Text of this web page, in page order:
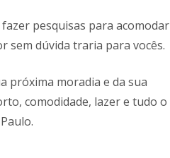
pesquisas para acomodar
sem dúvida traria para vocês.
próxima moradia e da sua
comodidade, lazer e tudo o